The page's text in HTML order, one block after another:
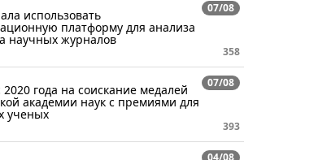
07/08
использовать
платформу для анализа
научных журналов
358
07/08
2020 года на соискание медалей
академии наук с премиями для
ученых
393
04/08